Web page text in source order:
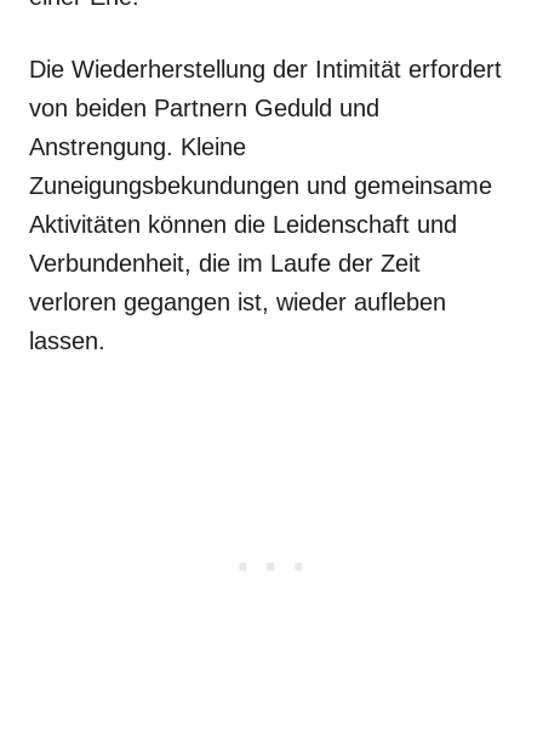
Die Wiederherstellung der Intimität erfordert
von beiden Partnern Geduld und
Anstrengung. Kleine
Zuneigungsbekundungen und gemeinsame
Aktivitäten können die Leidenschaft und
Verbundenheit, die im Laufe der Zeit
verloren gegangen ist, wieder aufleben
lassen.